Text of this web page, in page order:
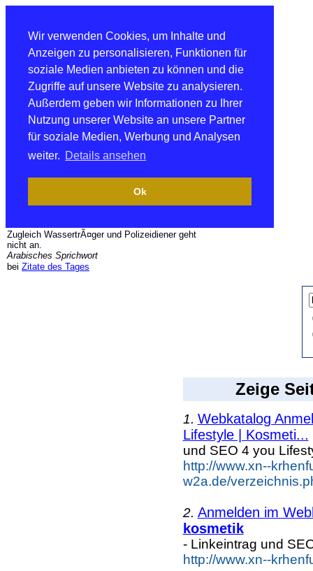
Wir verwenden Cookies, um Inhalte und
Anzeigen zu personalisieren, Funktionen für
soziale Medien anbieten zu können und die
Zugriffe auf unsere Website zu analysieren.
Außerdem geben wir Informationen zu Ihrer
Nutzung unserer Website an unsere Partner
für soziale Medien, Werbung und Analysen
weiter. Details ansehen
Ok
Zugleich WassertrÃ¤ger und Polizeidiener geht
nicht an.
Arabisches Sprichwort
bei Zitate des Tages
Zeige
1. Webkatalog
Lifestyle | Kosmeti...
und SEO 4 you
http://www.xn--
w2a.de/
2. Anmelden im
kosmetik
- Linkeintrag und
http://www.xn--